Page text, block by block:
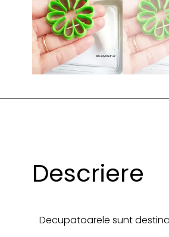
Descriere
Decupatoarele sunt